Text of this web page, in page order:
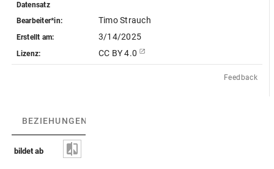
Datensatz
Bearbeiter*in:
Timo Strauch
Erstellt am: 3/14/2025
Lizenz: CC BY 4.0
Feedback
BEZIEHUNGEN
bildet ab